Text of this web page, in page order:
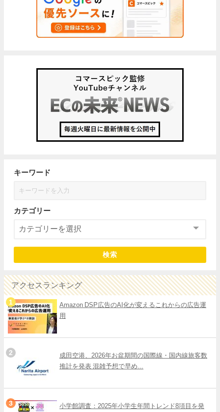
キーワード
カテゴリー
検索
アクセスランキング
Amazon DSP広告のAI化が変えるこれからの広告運
用
成田空港、2026年お盆期間の国際線・国内線旅客数
推計を発表 混雑予想で早め...
小学館調査：2025年小学生年間トレンド8項目を発